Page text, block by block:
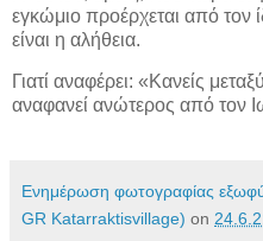
εγκώμιο προέρχεται από τον
είναι η αλήθεια.
Γιατί αναφέρει: «Κανείς
αναφανεί ανώτερος από τον
Ενημέρωση φωτογραφίας
GR Katarraktisvillage) on